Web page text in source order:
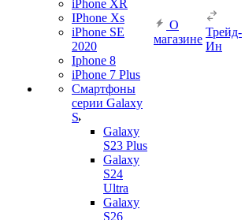
iPhone XR
IPhone Xs
iPhone SE
2020
Iphone 8
iPhone 7 Plus
Смартфоны
серии Galaxy
S
Galaxy
S23 Plus
Galaxy
S24
Ultra
Galaxy
S26
О
магазине
Трейд-
Ин